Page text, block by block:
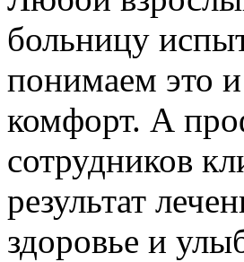
больницу
понимаем это
комфорт. А
сотрудников
результат
здоровье и